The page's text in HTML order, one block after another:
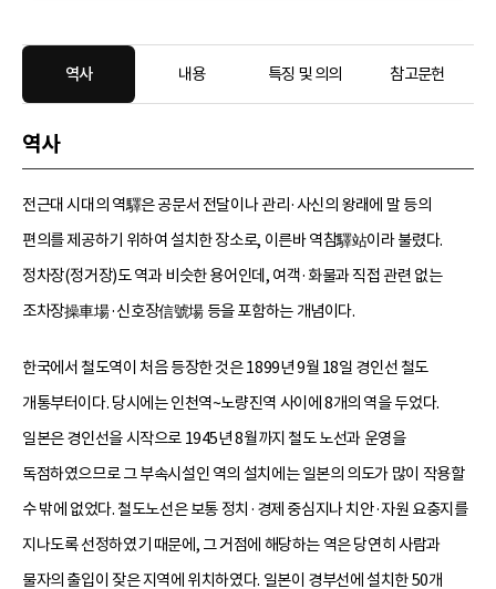
역사 내용 특징 및 의의 참고문헌
역사
전근대 시대의 역驛은 공문서 전달이나 관리·사신의 왕래에 말 등의
편의를 제공하기 위하여 설치한 장소로, 이른바 역참驛站이라 불렸다.
정차장(정거장)도 역과 비슷한 용어인데, 여객·화물과 직접 관련 없는
조차장操車場·신호장信號場 등을 포함하는 개념이다.
한국에서 철도역이 처음 등장한 것은 1899년 9월 18일 경인선 철도
개통부터이다. 당시에는 인천역~노량진역 사이에 8개의 역을 두었다.
일본은 경인선을 시작으로 1945년 8월까지 철도 노선과 운영을
독점하였으므로 그 부속시설인 역의 설치에는 일본의 의도가 많이 작용할
수 밖에 없었다. 철도노선은 보통 정치·경제 중심지나 치안·자원 요충지를
지나도록 선정하였기 때문에, 그 거점에 해당하는 역은 당연히 사람과
물자의 출입이 잦은 지역에 위치하였다. 일본이 경부선에 설치한 50개